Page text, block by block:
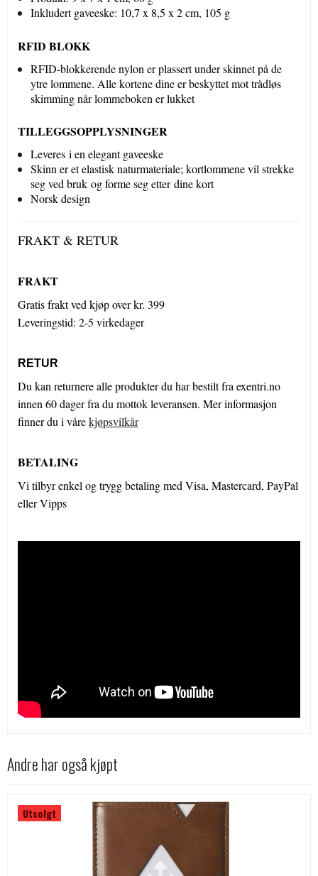
Inkludert gaveeske: 10,7 x 8,5 x 2 cm, 105 g
RFID BLOKK
RFID-blokkerende nylon er plassert under skinnet på de
ytre lommene. Alle kortene dine er beskyttet mot trådløs
skimming når lommeboken er lukket
TILLEGGSOPPLYSNINGER
Leveres i en elegant gaveeske
Skinn er et elastisk naturmateriale; kortlommene vil strekke
seg ved bruk og forme seg etter dine kort
Norsk design
FRAKT & RETUR
FRAKT
Gratis frakt ved kjøp over kr. 399
Leveringstid: 2-5 virkedager
RETUR
Du kan returnere alle produkter du har bestilt fra exentri.no
innen 60 dager fra du mottok leveransen. Mer informasjon
finner du i vårekjøpsvilkår
BETALING
Vi tilbyr enkel og trygg betaling med Visa, Mastercard, PayPal
eller Vipps
Andre har også kjøpt
Utsolgt